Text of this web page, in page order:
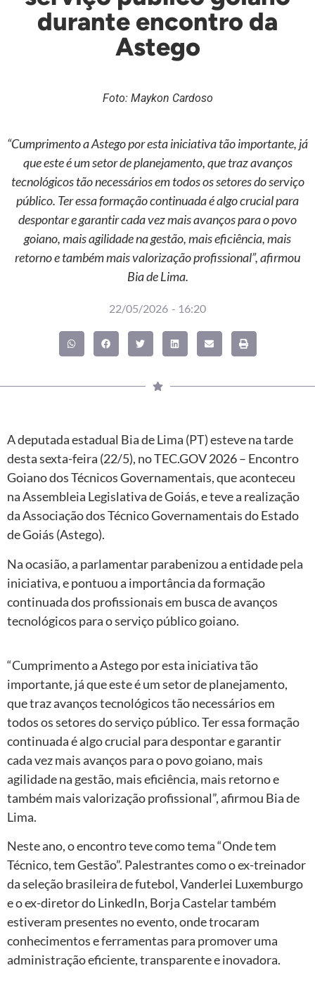
durante encontro da
Astego
Foto: Maykon Cardoso
“Cumprimento a Astego por esta iniciativa tão importante, já
que este é um setor de planejamento, que traz avanços
tecnológicos tão necessários em todos os setores do serviço
público. Ter essa formação continuada é algo crucial para
despontar e garantir cada vez mais avanços para o povo
goiano, mais agilidade na gestão, mais eficiência, mais
retorno e também mais valorização profissional”, afirmou
Bia de Lima.
22/05/2026 - 16:20
A deputada estadual Bia de Lima (PT) esteve na tarde
desta sexta-feira (22/5), no TEC.GOV 2026 – Encontro
Goiano dos Técnicos Governamentais, que aconteceu
na Assembleia Legislativa de Goiás, e teve a realização
da Associação dos Técnico Governamentais do Estado
de Goiás (Astego).
Na ocasião, a parlamentar parabenizou a entidade pela
iniciativa, e pontuou a importância da formação
continuada dos profissionais em busca de avanços
tecnológicos para o serviço público goiano.
“Cumprimento a Astego por esta iniciativa tão
importante, já que este é um setor de planejamento,
que traz avanços tecnológicos tão necessários em
todos os setores do serviço público. Ter essa formação
continuada é algo crucial para despontar e garantir
cada vez mais avanços para o povo goiano, mais
agilidade na gestão, mais eficiência, mais retorno e
também mais valorização profissional”, afirmou Bia de
Lima.
Neste ano, o encontro teve como tema “Onde tem
Técnico, tem Gestão”. Palestrantes como o ex-treinador
da seleção brasileira de futebol, Vanderlei Luxemburgo
e o ex-diretor do LinkedIn, Borja Castelar também
estiveram presentes no evento, onde trocaram
conhecimentos e ferramentas para promover uma
administração eficiente, transparente e inovadora.